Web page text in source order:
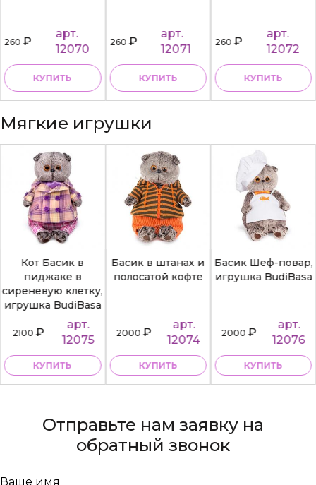
260₽
арт.
12070
КУПИТЬ
260₽
арт.
12071
КУПИТЬ
260₽
арт.
12072
КУПИТЬ
Мягкие игрушки
Кот Басик в
пиджаке в
сиреневую клетку,
игрушка BudiBasa
2100₽
арт.
12075
КУПИТЬ
Басик в штанах и
полосатой кофте
2000₽
арт.
12074
КУПИТЬ
Басик Шеф-повар,
игрушка BudiBasa
2000₽
арт.
12076
КУПИТЬ
Отправьте нам заявку на
обратный звонок